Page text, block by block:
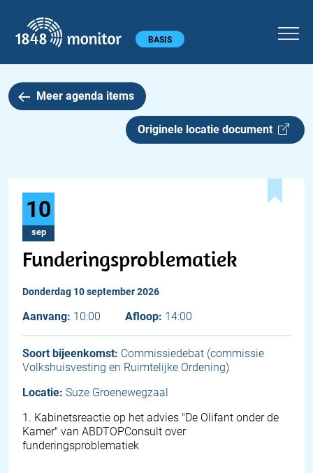
Hoofdmenu BASIS
Meer agenda items
Originele locatie document
10
sep
Funderingsproblematiek
donderdag 10 september 2026
Aanvang: 10:00 Afloop: 14:00
Soort bijeenkomst: Commissiedebat (commissie
Volkshuisvesting en Ruimtelijke Ordening)
Locatie: Suze Groenewegzaal
1 . Kabinetsreactie op het advies "De Olifant onder de
Kamer" van ABDTOPConsult over
funderingsproblematiek